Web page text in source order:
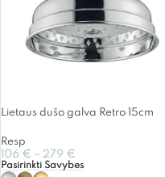
Lietaus dušo galva Retro 15cm
Resp
106 € – 279 €
Pasirinkti Savybes